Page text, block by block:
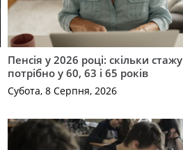
Пенсія у 2026 році: скільки стажу
потрібно у 60, 63 і 65 років
Субота, 8 Серпня, 2026